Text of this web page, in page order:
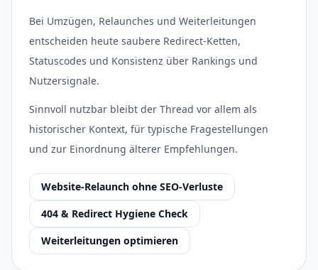
Bei Umzügen, Relaunches und Weiterleitungen
entscheiden heute saubere Redirect-Ketten,
Statuscodes und Konsistenz über Rankings und
Nutzersignale.
Sinnvoll nutzbar bleibt der Thread vor allem als
historischer Kontext, für typische Fragestellungen
und zur Einordnung älterer Empfehlungen.
Website-Relaunch ohne SEO-Verluste
404 & Redirect Hygiene Check
Weiterleitungen optimieren